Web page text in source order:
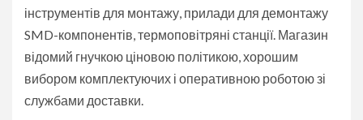
інструментів для монтажу, прилади для демонтажу
SMD-компонентів, термоповітряні станції. Магазин
відомий гнучкою ціновою політикою, хорошим
вибором комплектуючих і оперативною роботою зі
службами доставки.